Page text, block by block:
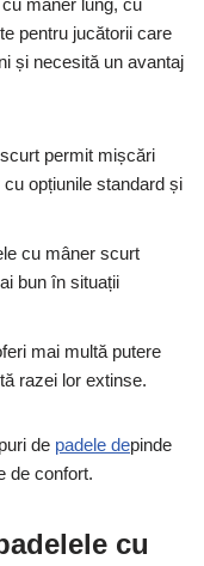
mâner lung, cu
pentru jucătorii care
și necesită un avantaj
permit mișcări
opțiunile standard și
cu mâner scurt
bun în situații
mai multă putere
razei lor extinse.
de padele depinde
de confort.
cu